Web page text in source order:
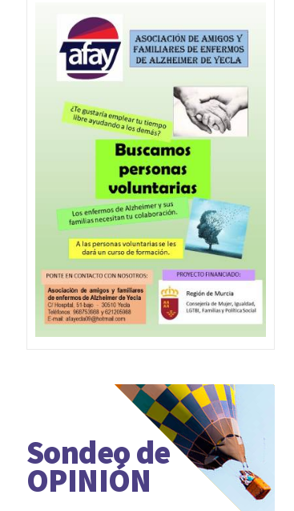
Sondeo de
OPINIÓN